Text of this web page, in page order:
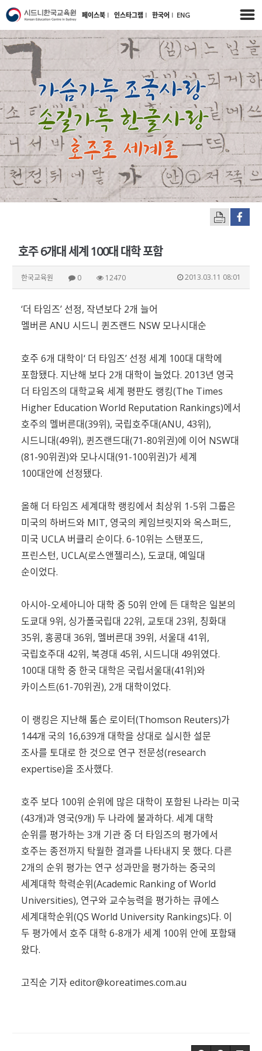
페이스북 l 인스타그램 l 한국어 l ENG
호주 6개대 세계 100대 대학 포함
한국교육원 0 12470 2013.03.11 08:01
‘더 타임즈’ 선정, 작년보다 2개 늘어
멜버른 ANU 시드니 퀸즈랜드 NSW 모나시대순
호주 6개 대학이‘ 더 타임즈’ 선정 세계 100대 대학에
포함됐다. 지난해 보다 2개 대학이 늘었다. 2013년 영국
더 타임즈의 대학교육 세계 평판도 랭킹(The Times
Higher Education World Reputation Rankings)에서
호주의 멜버른대(39위), 국립호주대(ANU, 43위),
시드니대(49위), 퀸즈랜드대(71-80위권)에 이어 NSW대
(81-90위권)와 모나시대(91-100위권)가 세계
100대안에 선정됐다.
올해 더 타임즈 세계대학 랭킹에서 최상위 1-5위 그룹은
미국의 하버드와 MIT, 영국의 케임브릿지와 옥스퍼드,
미국 UCLA 버클리 순이다. 6-10위는 스탠포드,
프린스턴, UCLA(로스앤젤리스), 도쿄대, 예일대
순이었다.
아시아-오세아니아 대학 중 50위 안에 든 대학은 일본의
도쿄대 9위, 싱가폴국립대 22위, 교토대 23위, 칭화대
35위, 홍콩대 36위, 멜버른대 39위, 서울대 41위,
국립호주대 42위, 북경대 45위, 시드니대 49위였다.
100대 대학 중 한국 대학은 국립서울대(41위)와
카이스트(61-70위권), 2개 대학이었다.
이 랭킹은 지난해 톰슨 로이터(Thomson Reuters)가
144개 국의 16,639개 대학을 상대로 실시한 설문
조사를 토대로 한 것으로 연구 전문성(research
expertise)을 조사했다.
호주 보다 100위 순위에 많은 대학이 포함된 나라는 미국
(43개)과 영국(9개) 두 나라에 불과하다. 세계 대학
순위를 평가하는 3개 기관 중 더 타임즈의 평가에서
호주는 종전까지 탁월한 결과를 나타내지 못 했다. 다른
2개의 순위 평가는 연구 성과만을 평가하는 중국의
세계대학 학력순위(Academic Ranking of World
Universities), 연구와 교수능력을 평가하는 큐에스
세계대학순위(QS World University Rankings)다. 이
두 평가에서 호주 대학 6-8개가 세계 100위 안에 포함돼
왔다.
고직순 기자editor@koreatimes.com.au